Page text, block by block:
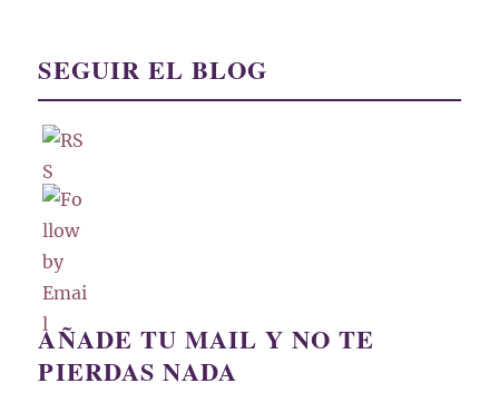
SEGUIR EL BLOG
AÑADE TU MAIL Y NO TE
PIERDAS NADA